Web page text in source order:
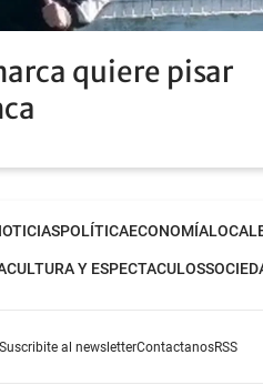
quiere pisar
POLÍTICAECONOMÍA
CULTURA Y ESPECTACULOS
Suscribite al newsletterContactanosRSS